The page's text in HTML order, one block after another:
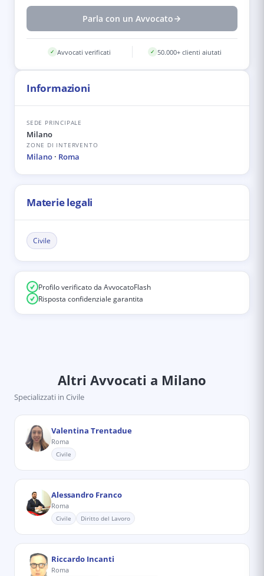
Parla con un Avvocato
✓ Avvocati verificati ✓ 50.000+ clienti aiutati
Informazioni
SEDE PRINCIPALE
Milano
ZONE DI INTERVENTO
Milano · Roma
Materie legali
Civile
Profilo verificato da AvvocatoFlash
Risposta confidenziale garantita
Altri Avvocati a Milano
Specializzati in Civile
Valentina Trentadue
Roma
Civile
Alessandro Franco
Roma
Civile Diritto del Lavoro
Riccardo Incanti
Roma